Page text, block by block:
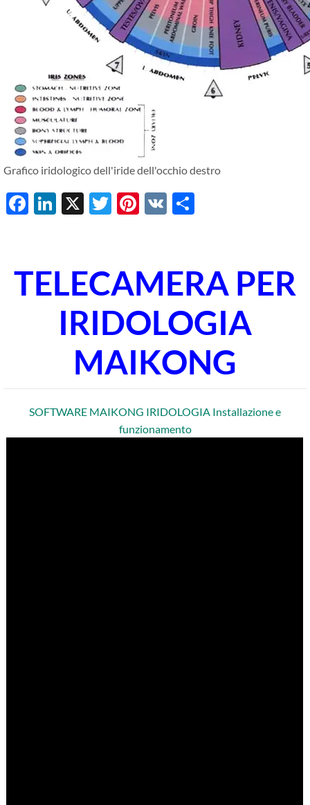
Grafico iridologico dell'iride dell'occhio destro
Facebook
LinkedIn
X Twitter
Pinterest
VK
TELECAMERA PER
IRIDOLOGIA
MAIKONG
SOFTWARE MAIKONG IRIDOLOGIA Installazione e
funzionamento